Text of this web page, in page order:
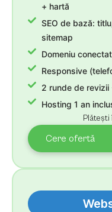
+ hartă
SEO de bază:
sitemap
Domeniu
Responsive
2 runde de
Hosting 1 an
Plătești
Cere ofertă